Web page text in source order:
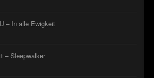
– In alle Ewigkeit
– Sleepwalker